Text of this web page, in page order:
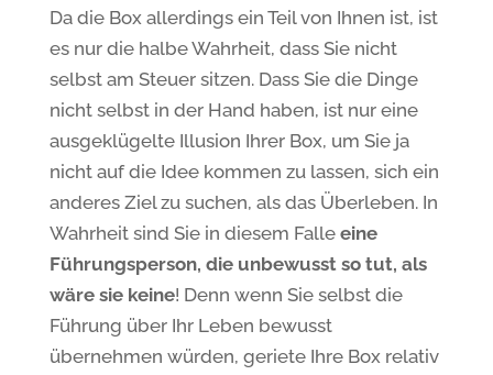
Da die Box allerdings ein Teil von Ihnen ist, ist
es nur die halbe Wahrheit, dass Sie nicht
selbst am Steuer sitzen. Dass Sie die Dinge
nicht selbst in der Hand haben, ist nur eine
ausgeklügelte Illusion Ihrer Box, um Sie ja
nicht auf die Idee kommen zu lassen, sich ein
anderes Ziel zu suchen, als das Überleben. In
Wahrheit sind Sie in diesem Falle eine
Führungsperson, die unbewusst so tut, als
wäre sie keine! Denn wenn Sie selbst die
Führung über Ihr Leben bewusst
übernehmen würden, geriete Ihre Box relativ